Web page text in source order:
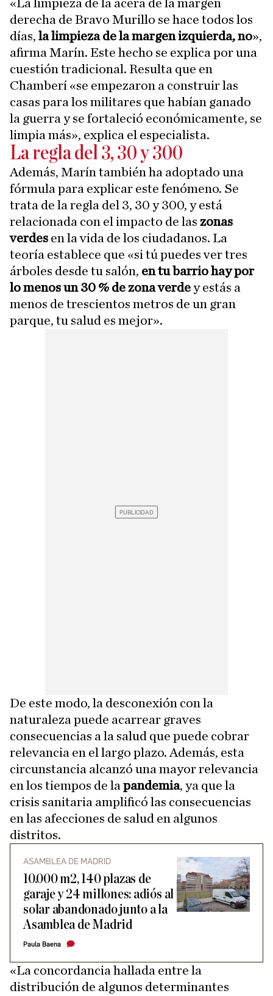
«La limpieza de la acera de la margen
derecha de Bravo Murillo se hace todos los
días, la limpieza de la margen izquierda, no»,
afirma Marín. Este hecho se explica por una
cuestión tradicional. Resulta que en
Chamberí «se empezaron a construir las
casas para los militares que habían ganado
la guerra y se fortaleció económicamente, se
limpia más», explica el especialista.
La regla del 3, 30 y 300
Además, Marín también ha adoptado una
fórmula para explicar este fenómeno. Se
trata de la regla del 3, 30 y 300, y está
relacionada con el impacto de las zonas
verdes en la vida de los ciudadanos. La
teoría establece que «si tú puedes ver tres
árboles desde tu salón, en tu barrio hay por
lo menos un 30 % de zona verdey estás a
menos de trescientos metros de un gran
parque, tu salud es mejor».
De este modo, la desconexión con la
naturaleza puede acarrear graves
consecuencias a la salud que puede cobrar
relevancia en el largo plazo. Además, esta
circunstancia alcanzó una mayor relevancia
en los tiempos de la pandemia, ya que la
crisis sanitaria amplificó las consecuencias
en las afecciones de salud en algunos
distritos.
ASAMBLEA DE MADRID
10.000 m2, 140 plazas de
garaje y 24 millones: adiós al
solar abandonado junto a la
Asamblea de Madrid
Paula Baena
«La concordancia hallada entre la
distribución de algunos determinantes